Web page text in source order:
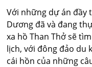
Với những dự án đầy
Dương đã và đang
xa hồ Than Thở sẽ
lịch, với đông đảo du
cái hồn của những